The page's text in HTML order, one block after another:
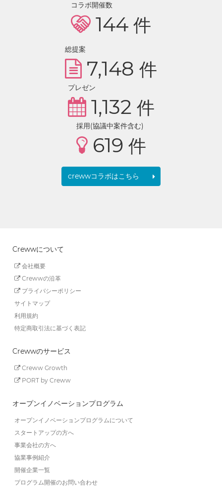
コラボ開催数
144 件
総提案
7,148 件
プレゼン
1,132 件
採用(協議中案件含む)
619 件
crewwコラボはこちら
Crewwについて
会社概要
Crewwの沿革
プライバシーポリシー
サイトマップ
利用規約
特定商取引法に基づく表記
Crewwのサービス
Creww Growth
PORT by Creww
オープンイノベーションプログラム
オープンイノベーションプログラムについて
スタートアップの方へ
事業会社の方へ
協業事例紹介
開催企業一覧
プログラム開催のお問い合わせ